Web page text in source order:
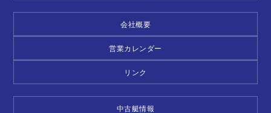
会社概要
営業カレンダー
リンク
中古艇情報